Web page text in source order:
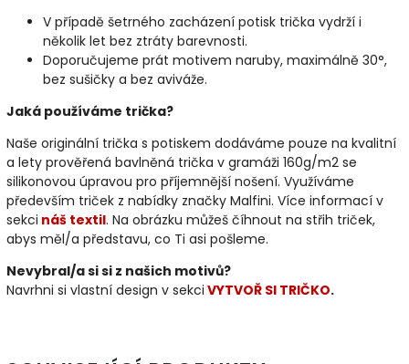
V případě šetrného zacházení potisk trička vydrží i
několik let bez ztráty barevnosti.
Doporučujeme prát motivem naruby, maximálně 30°,
bez sušičky a bez aviváže.
Jaká používáme trička?
Naše originální trička s potiskem dodáváme pouze na kvalitní
a lety prověřená bavlněná trička v gramáži 160g/m2 se
silikonovou úpravou pro příjemnější nošení. Využíváme
především triček z nabídky značky Malfini. Více informací v
sekci náš textil. Na obrázku můžeš číhnout na střih triček,
abys měl/a představu, co Ti asi pošleme.
Nevybral/a si si z našich motivů?
Navrhni si vlastní design v sekci VYTVOŘ SI TRIČKO.